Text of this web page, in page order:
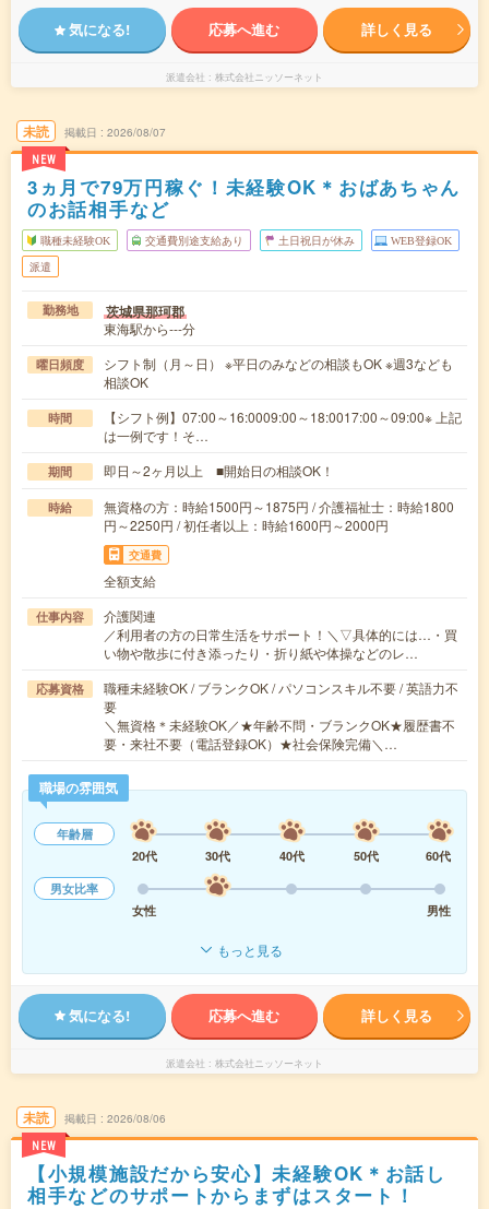
気になる! 応募へ進む 詳しく見る
派遣会社 株式会社ニッソーネット
未読
NEW
掲載日 2026/08/07
3ヵ月で79万円稼ぐ！未経験OK＊おばあちゃん
のお話相手など
職種未経験OK 交通費別途支給あり 土日祝日が休み WEB登録OK
派遣
勤務地 茨城県那珂郡
東海駅から---分
曜日頻度
シフト制（月～日） ※平日のみなどの相談もOK ※週3なども
相談OK
時間
【シフト例】07:00～16:0009:00～18:0017:00～09:00※ 上記
は一例です！そ…
期間 即日～2ヶ月以上 ■開始日の相談OK！
時給
無資格の方：時給1500円～1875円 / 介護福祉士：時給1800
円～2250円 / 初任者以上：時給1600円～2000円
交通費
全額支給
仕事内容
介護関連
／利用者の方の日常生活をサポート！＼▽具体的には…・買
い物や散歩に付き添ったり・折り紙や体操などのレ…
応募資格
職種未経験OK / ブランクOK / パソコンスキル不要 / 英語力不
要
＼無資格＊未経験OK／★年齢不問・ブランクOK★履歴書不
要・来社不要（電話登録OK）★社会保険完備＼…
職場の雰囲気
年齢層
20代
30代 40代 50代
60代
男女比率
女性
男性
もっと見る
気になる! 応募へ進む 詳しく見る
派遣会社 株式会社ニッソーネット
未読
NEW
掲載日 2026/08/06
【小規模施設だから安心】未経験OK＊お話し
相手などのサポートからまずはスタート！